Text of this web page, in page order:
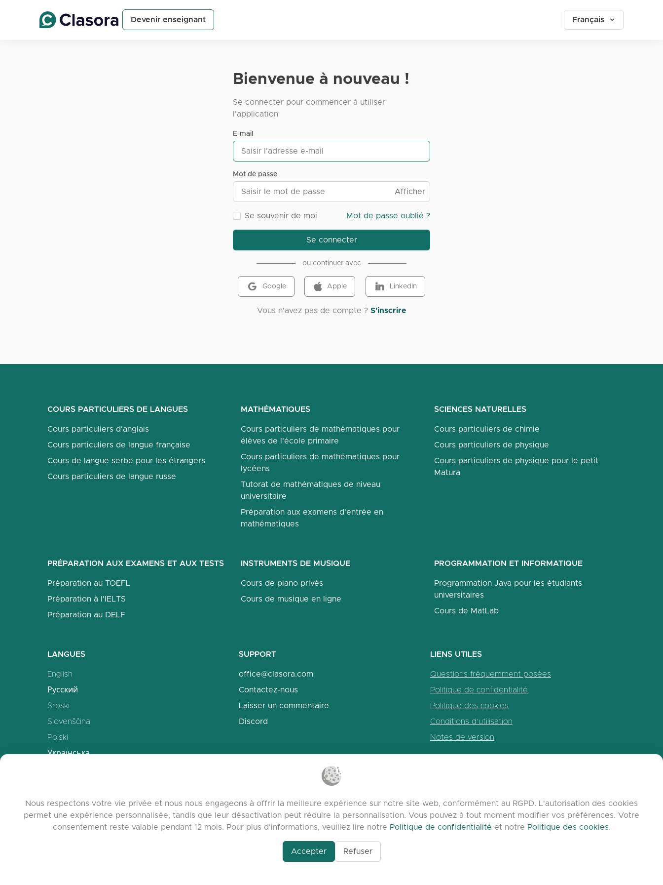
Devenir enseignant Français
Bienvenue à nouveau !
Se connecter pour commencer à utiliser
l'application
E-mail
Mot de passe
Afficher
Se souvenir de moi Mot de passe oublié ?
Se connecter
ou continuer avec
Google Apple LinkedIn
Vous n'avez pas de compte ? S'inscrire
COURS PARTICULIERS DE LANGUES
Cours particuliers d'anglais
Cours particuliers de langue française
Cours de langue serbe pour les étrangers
Cours particuliers de langue russe
MATHÉMATIQUES
Cours particuliers de mathématiques pour
élèves de l'école primaire
Cours particuliers de mathématiques pour
lycéens
Tutorat de mathématiques de niveau
universitaire
Préparation aux examens d'entrée en
mathématiques
SCIENCES NATURELLES
Cours particuliers de chimie
Cours particuliers de physique
Cours particuliers de physique pour le petit
Matura
PRÉPARATION AUX EXAMENS ET AUX TESTS
Préparation au TOEFL
Préparation à l'IELTS
Préparation au DELF
INSTRUMENTS DE MUSIQUE
Cours de piano privés
Cours de musique en ligne
PROGRAMMATION ET INFORMATIQUE
Programmation Java pour les étudiants
universitaires
Cours de MatLab
LANGUES
English
Русский
Srpski
Slovenščina
Polski
Українська
Français
中文
SUPPORT
office@clasora.com
Contactez-nous
Laisser un commentaire
Discord
LIENS UTILES
Questions fréquemment posées
Politique de confidentialité
Politique des cookies
Conditions d’utilisation
Notes de version
© 2026 clasora.com platform | Tous droits réservés | Developed by
Nous respectons votre vie privée et nous nous engageons à offrir la meilleure expérience sur notre site web, conformément au RGPD. L'autorisation des cookies
permet une expérience personnalisée, tandis que leur désactivation peut réduire la personnalisation. Vous pouvez à tout moment modifier vos préférences. Votre
consentement reste valable pendant 12 mois. Pour plus d'informations, veuillez lire notre Politique de confidentialité et notre Politique des cookies.
Accepter Refuser